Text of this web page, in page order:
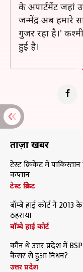
के अपार्टमेंट जहां
जन्मेंद्र अब हमारे
गुजर रहा है।'
हुई है।
ताज़ा खबरें
टेस्ट क्रिकेट में
कप्तान
टेस्ट क्रिकेट
बॉम्बे हाई कोर्ट ने
ठहराया
बॉम्बे हाई कोर्ट
कौन थे उत्तर प्रदेश में
कैंसर से हुआ निधन?
उत्तर प्रदेश